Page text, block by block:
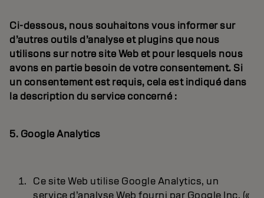
Ci-dessous, nous souhaitons vous informer sur
d’autres outils d’analyse et plugins que nous
utilisons sur notre site Web et pour lesquels nous
avons en partie besoin de votre consentement. Si
un consentement est requis, cela est indiqué dans
la description du service concerné :
5. Google Analytics
Ce site Web utilise Google Analytics, un